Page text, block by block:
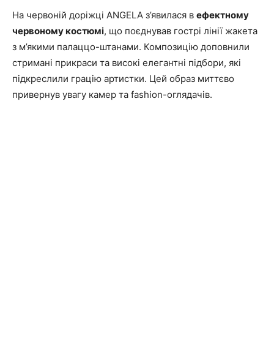
На червоній доріжці ANGELA з’явилася в ефектному
червоному костюмі, що поєднував гострі лінії жакета
з м’якими палаццо-штанами. Композицію доповнили
стримані прикраси та високі елегантні підбори, які
підкреслили грацію артистки. Цей образ миттєво
привернув увагу камер та fashion-оглядачів.